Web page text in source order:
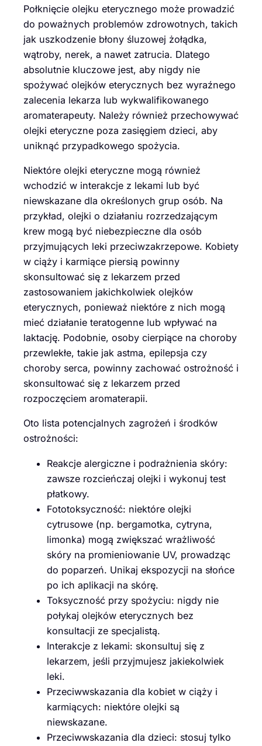
Połknięcie olejku eterycznego może prowadzić
do poważnych problemów zdrowotnych, takich
jak uszkodzenie błony śluzowej żołądka,
wątroby, nerek, a nawet zatrucia. Dlatego
absolutnie kluczowe jest, aby nigdy nie
spożywać olejków eterycznych bez wyraźnego
zalecenia lekarza lub wykwalifikowanego
aromaterapeuty. Należy również przechowywać
olejki eteryczne poza zasięgiem dzieci, aby
uniknąć przypadkowego spożycia.
Niektóre olejki eteryczne mogą również
wchodzić w interakcje z lekami lub być
niewskazane dla określonych grup osób. Na
przykład, olejki o działaniu rozrzedzającym
krew mogą być niebezpieczne dla osób
przyjmujących leki przeciwzakrzepowe. Kobiety
w ciąży i karmiące piersią powinny
skonsultować się z lekarzem przed
zastosowaniem jakichkolwiek olejków
eterycznych, ponieważ niektóre z nich mogą
mieć działanie teratogenne lub wpływać na
laktację. Podobnie, osoby cierpiące na choroby
przewlekłe, takie jak astma, epilepsja czy
choroby serca, powinny zachować ostrożność i
skonsultować się z lekarzem przed
rozpoczęciem aromaterapii.
Oto lista potencjalnych zagrożeń i środków
ostrożności:
Reakcje alergiczne i podrażnienia skóry:
zawsze rozcieńczaj olejki i wykonuj test
płatkowy.
Fototoksyczność: niektóre olejki
cytrusowe (np. bergamotka, cytryna,
limonka) mogą zwiększać wrażliwość
skóry na promieniowanie UV, prowadząc
do poparzeń. Unikaj ekspozycji na słońce
po ich aplikacji na skórę.
Toksyczność przy spożyciu: nigdy nie
połykaj olejków eterycznych bez
konsultacji ze specjalistą.
Interakcje z lekami: skonsultuj się z
lekarzem, jeśli przyjmujesz jakiekolwiek
leki.
Przeciwwskazania dla kobiet w ciąży i
karmiących: niektóre olejki są
niewskazane.
Przeciwwskazania dla dzieci: stosuj tylko